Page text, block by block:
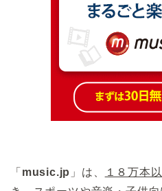
「 music.jp 」は、 １８万本